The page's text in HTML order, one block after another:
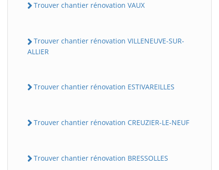
Trouver chantier rénovation VAUX
Trouver chantier rénovation VILLENEUVE-SUR-
ALLIER
Trouver chantier rénovation ESTIVAREILLES
Trouver chantier rénovation CREUZIER-LE-NEUF
Trouver chantier rénovation BRESSOLLES